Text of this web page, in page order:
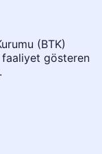
(BTK)
gösteren